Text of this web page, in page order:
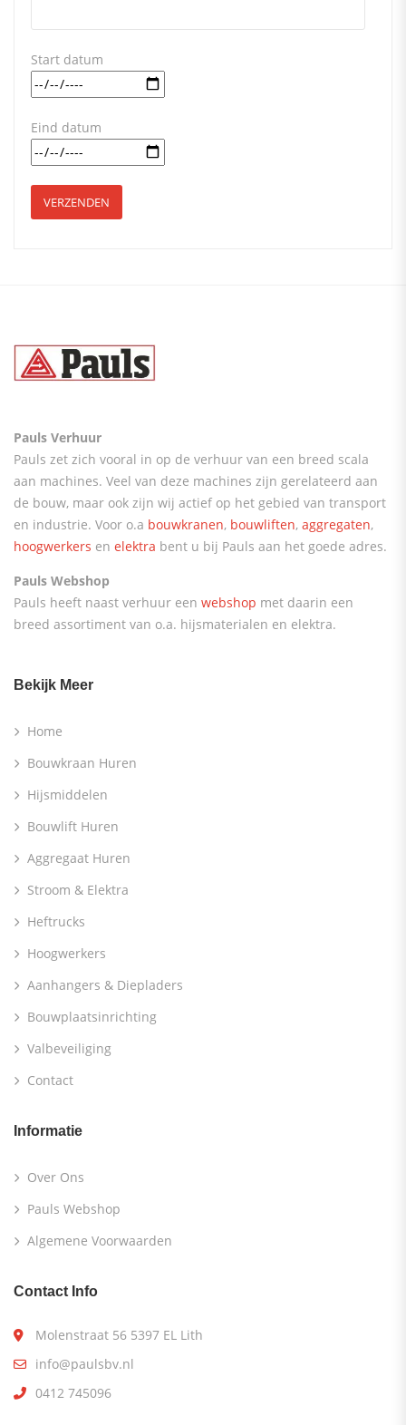
Start datum
Eind datum
Pauls Verhuur
Pauls zet zich vooral in op de verhuur van een breed scala
aan machines. Veel van deze machines zijn gerelateerd aan
de bouw, maar ook zijn wij actief op het gebied van transport
en industrie. Voor o.a bouwkranen, bouwliften, aggregaten,
hoogwerkers en elektra bent u bij Pauls aan het goede adres.
Pauls Webshop
Pauls heeft naast verhuur een webshop met daarin een
breed assortiment van o.a. hijsmaterialen en elektra.
Bekijk Meer
Home
Bouwkraan Huren
Hijsmiddelen
Bouwlift Huren
Aggregaat Huren
Stroom & Elektra
Heftrucks
Hoogwerkers
Aanhangers & Diepladers
Bouwplaatsinrichting
Valbeveiliging
Contact
Informatie
Over Ons
Pauls Webshop
Algemene Voorwaarden
Contact Info
Molenstraat 56 5397 EL Lith
info@paulsbv.nl
0412 745096